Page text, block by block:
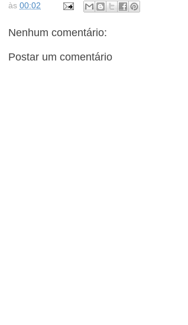
às 00:02
Nenhum comentário:
Postar um comentário